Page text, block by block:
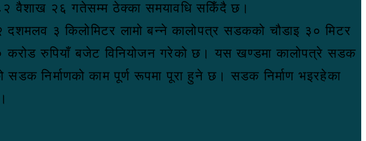
वैशाख २६ गतेसम्म ठेक्का समयावधि सकिँदै छ।
३ किलोमिटर लामो बन्ने कालोपत्र सडकको चौडाइ ३० मिटर
करोड रुपियाँ बजेट विनियोजन गरेको छ। यस खण्डमा कालोपत्रे सडक
सडक निर्माणको काम पूर्ण रूपमा पूरा हुने छ। सडक निर्माण भइरहेका